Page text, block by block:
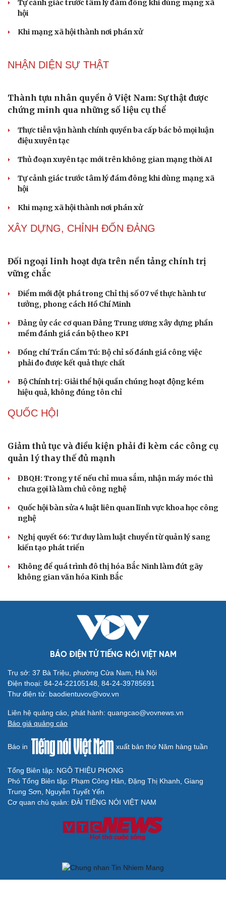
Cải chính
Nghị quyết 66: Tư duy làm luật chuyển từ quản lý sang
Cái giá đắt của việc tiêm silicon làm to "cậu nhỏ"
Dấu hiệu tiền mãn kinh sớm phụ nữ cần biết
Tôi bất lực khi vợ luôn mang chuyện ở rể ra làm "vũ khí"
sau mỗi lần cãi nhau
Hoa sữa
Khúc mùa thu
NHẬN DIỆN SỰ THẬT
chứng minh qua những số liệu cụ thể
Thực tiễn vận hành chính quyền ba cấp bác bỏ mọi luận
điệu xuyên tạc
Thủ đoạn xuyên tạc mới trên không gian mạng thời AI
Tự cảnh giác trước tâm lý đám đông khi dùng mạng xã
hội
Khi mạng xã hội thành nơi phán xử
NHẬN DIỆN SỰ THẬT
Thực tiễn vận hành chính quyền ba cấp bác bỏ mọi luận
điệu xuyên tạc
Thủ đoạn xuyên tạc mới trên không gian mạng thời AI
Tự cảnh giác trước tâm lý đám đông khi dùng mạng xã
hội
Khi mạng xã hội thành nơi phán xử
XÂY DỰNG, CHỈNH ĐỐN ĐẢNG
vững chắc
Điểm mới đột phá trong Chỉ thị số 07 về thực hành tư
tưởng, phong cách Hồ Chí Minh
Đảng ủy các cơ quan Đảng Trung ương xây dựng phần
mềm đánh giá cán bộ theo KPI
Đồng chí Trần Cẩm Tú: Bộ chỉ số đánh giá công việc
phải đo được kết quả thực chất
hiệu quả, không đúng tôn chỉ
QUỐC HỘI
Giảm thủ tục và điều kiện phải đi kèm các công cụ
quản lý thay thế đủ mạnh
ĐBQH: Trong y tế nếu chỉ mua sắm, nhận máy móc thì
Quốc hội bàn sửa 4 luật liên quan lĩnh vực khoa học công
Nghị quyết 66: Tư duy làm luật chuyển từ quản lý sang
kiến tạo phát triển